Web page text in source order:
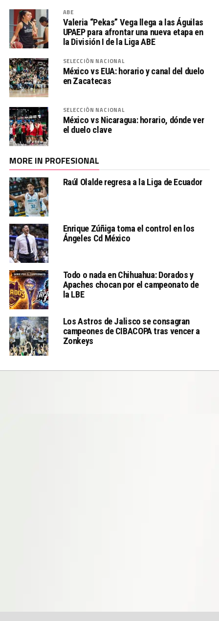
ABE
Valeria “Pekas” Vega llega a las Águilas
UPAEP para afrontar una nueva etapa en
la División I de la Liga ABE
SELECCIÓN NACIONAL
México vs EUA: horario y canal del duelo
en Zacatecas
SELECCIÓN NACIONAL
México vs Nicaragua: horario, dónde ver
el duelo clave
MORE IN PROFESIONAL
Raúl Olalde regresa a la Liga de Ecuador
Enrique Zúñiga toma el control en los
Ángeles Cd México
Todo o nada en Chihuahua: Dorados y
Apaches chocan por el campeonato de
la LBE
Los Astros de Jalisco se consagran
campeones de CIBACOPA tras vencer a
Zonkeys